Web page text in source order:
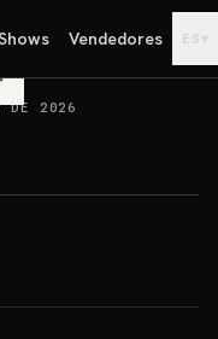
Vendedores ES ▾
DE 2026